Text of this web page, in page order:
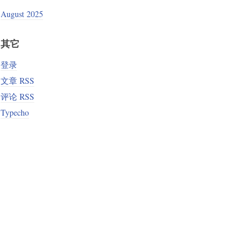
August 2025
其它
登录
文章 RSS
评论 RSS
Typecho